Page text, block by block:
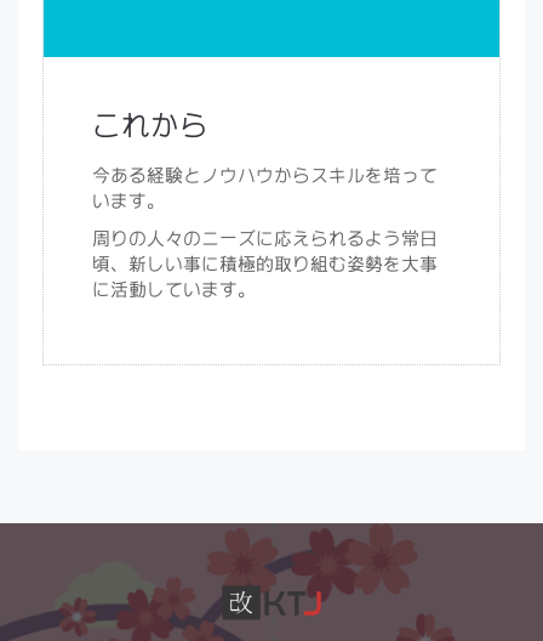
これから
今ある経験とノウハウからスキルを培って
います。
周りの人々のニーズに応えられるよう常日
頃、新しい事に積極的取り組む姿勢を大事
に活動しています。